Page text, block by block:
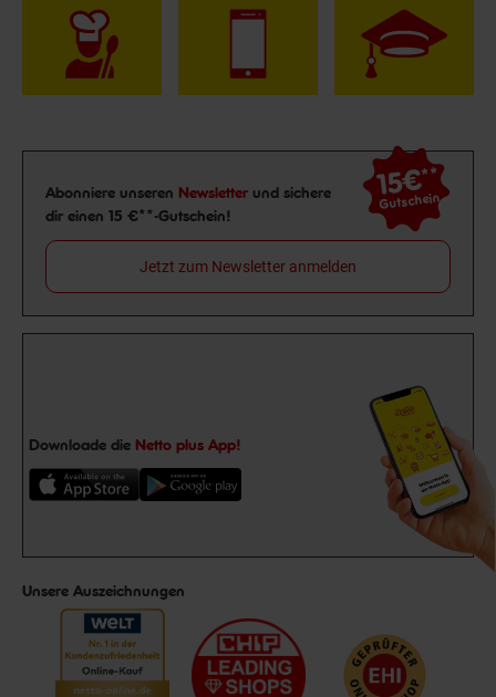
Newsletter Anmeldung
Abonniere unseren Newsletter und sichere
dir einen 15 €**-Gutschein!
15€**
Gutschein
Jetzt zum Newsletter anmelden
Downloade die Netto plus App!
Unsere Auszeichnungen